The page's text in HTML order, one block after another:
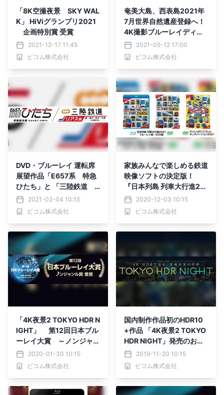
「8K空撮夜景 SKY WAL
K」 HiViグランプリ2021
企画特別賞 受賞
2021-12-17 11:45
ビコム株式会社
奄美大島、西表島2021年
7月世界自然遺産登録へ！
4K撮影ブルーレイディス
ク発売のお知らせ
2021-05-12 17:00
ビコム株式会社
DVD・ブルーレイ 運転席
展望作品「E657系 特急
ひたち」と 「三陸鉄道
リアス線」を2021年2月
に発売
2021-02-04 10:15
ビコム株式会社
家族みんなで楽しめる鉄道
映像ソフトの決定版！
『日本列島 列車大行進20
21』 『れっしゃだいこう
しん2021 キッズバージョ
ン』12月5日発売
2020-12-03 10:15
ビコム株式会社
「4K夜景2 TOKYO HDR N
IGHT」 第12回日本ブル
ーレイ大賞 ～ノンジャン
ル賞 受賞～
2020-01-30 10:15
ビコム株式会社
国内制作作品初のHDR10
+作品 「4K夜景2 TOKYO
HDR NIGHT」発売のお知
らせ2019-11-20 10:15
ビコム株式会社